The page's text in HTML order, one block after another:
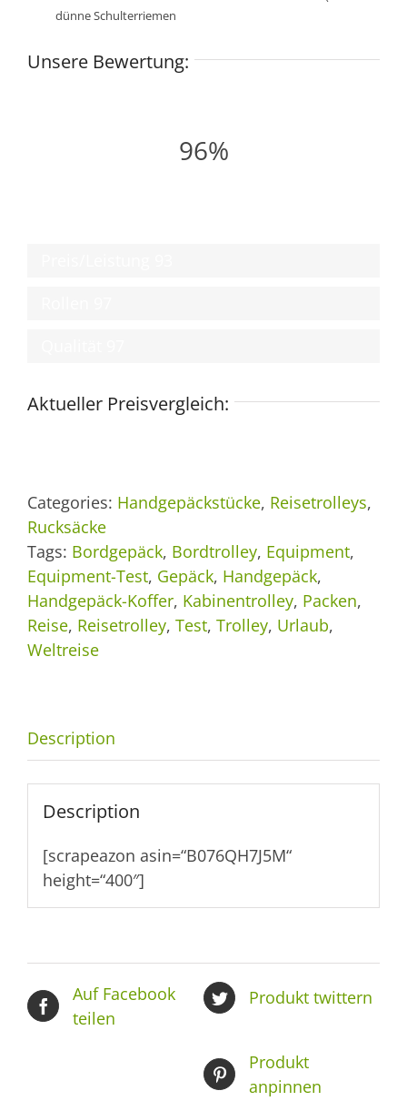
dünne Schulterriemen
Unsere Bewertung:
96%
Aktueller Preisvergleich:
Categories: Handgepäckstücke, Reisetrolleys,
Rucksäcke
Tags: Bordgepäck, Bordtrolley, Equipment,
Equipment-Test, Gepäck, Handgepäck,
Handgepäck-Koffer, Kabinentrolley, Packen,
Reise, Reisetrolley, Test, Trolley, Urlaub,
Weltreise
Description
Description
[scrapeazon asin=“B076QH7J5M“
height=“400″]
Auf Facebook
teilen
Produkt twittern
Produkt
anpinnen